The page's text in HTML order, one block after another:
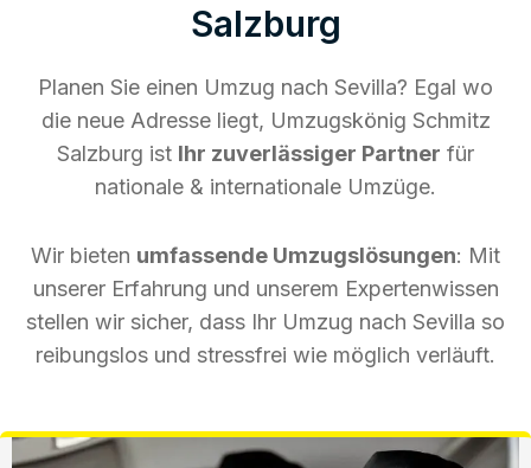
Salzburg
Planen Sie einen Umzug nach Sevilla? Egal wo
die neue Adresse liegt, Umzugskönig Schmitz
Salzburg ist Ihr zuverlässiger Partner für
nationale & internationale Umzüge.
Wir bieten umfassende Umzugslösungen: Mit
unserer Erfahrung und unserem Expertenwissen
stellen wir sicher, dass Ihr Umzug nach Sevilla so
reibungslos und stressfrei wie möglich verläuft.